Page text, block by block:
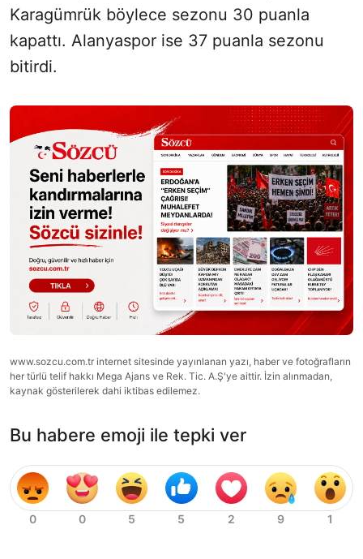
Karagümrük böylece sezonu 30 puanla
kapattı. Alanyaspor ise 37 puanla sezonu
bitirdi.
www.sozcu.com.tr internet sitesinde yayınlanan yazı, haber ve fotoğrafların
her türlü telif hakkı Mega Ajans ve Rek. Tic. A.Ş'ye aittir. İzin alınmadan,
kaynak gösterilerek dahi iktibas edilemez.
Bu habere emoji ile tepki ver